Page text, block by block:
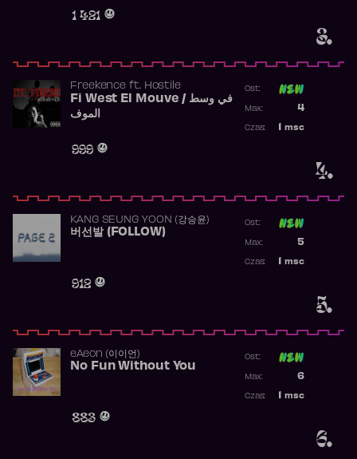
3.
1 421
4.
Freekence ft. Hostile
Fi West El Mouve / في وسط
الموف
999
Ost:
4
Max:
msc
Czas:
5.
KANG SEUNG YOON (강승윤)
버선발 (FOLLOW)
912
Ost:
5
Max:
msc
Czas:
6.
​eAeon (이이언)
No Fun Without You
883
Ost:
6
Max:
msc
Czas: